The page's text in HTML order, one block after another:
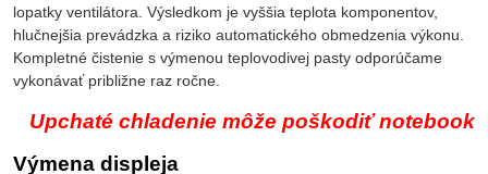
lopatky ventilátora. Výsledkom je vyššia teplota komponentov,
hlučnejšia prevádzka a riziko automatického obmedzenia výkonu.
Kompletné čistenie s výmenou teplovodivej pasty odporúčame
vykonávať približne raz ročne.
Upchaté chladenie môže poškodiť notebook
Výmena displeja